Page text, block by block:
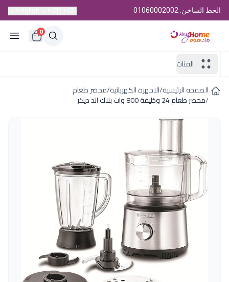
الخط الساخن: 01060002002
0
الفئات
الصفحة الرئيسية/الاجهزة الكهربائية/محضر طعام
/محضر طعام 24 وظيفة 800 وات بلاك اند ديكر